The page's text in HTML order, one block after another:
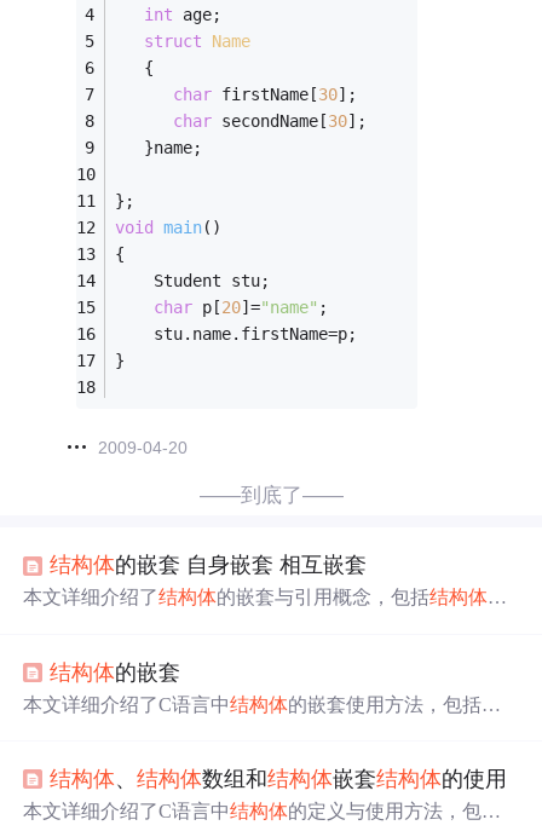
int age;
struct
Name
   {
char firstName[30];
char secondName[30];
   }name;
};
void main()
{
    Student stu;
char p[20]="name" ;
    stu.name.firstName=p;
}
2009-04-20
——到底了——
结构体的嵌套 自身嵌套 相互嵌套
本文详细介绍了结构体的嵌套与引用概念，包括结构体的
结构体的嵌套
本文详细介绍了C语言中结构体的嵌套使用方法，包括如
结构体、结构体数组和结构体嵌套结构体的使用
本文详细介绍了C语言中结构体的定义与使用方法，包括